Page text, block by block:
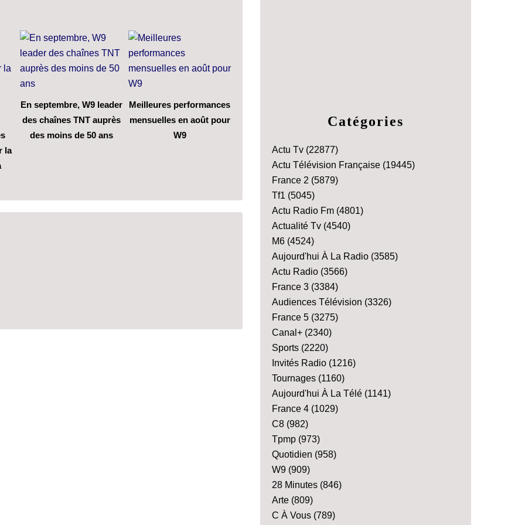
la
En septembre, W9 leader
des chaînes TNT auprès
des moins de 50 ans
Meilleures performances
mensuelles en août pour
W9
Catégories
Actu Tv (22877)
Actu Télévision Française (19445)
France 2 (5879)
Tf1 (5045)
Actu Radio Fm (4801)
Actualité Tv (4540)
M6 (4524)
Aujourd'hui À La Radio (3585)
Actu Radio (3566)
France 3 (3384)
Audiences Télévision (3326)
France 5 (3275)
Canal+ (2340)
Sports (2220)
Invités Radio (1216)
Tournages (1160)
Aujourd'hui À La Télé (1141)
France 4 (1029)
C8 (982)
Tpmp (973)
Quotidien (958)
W9 (909)
28 Minutes (846)
Arte (809)
C À Vous (789)